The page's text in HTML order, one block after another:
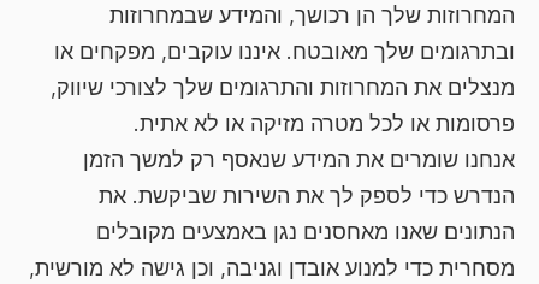
המחרוזות שלך הן רכושך, והמידע שבמחרוזות
ובתרגומים שלך מאובטח. איננו עוקבים, מפקחים או
מנצלים את המחרוזות והתרגומים שלך לצורכי שיווק,
פרסומות או לכל מטרה מזיקה או לא אתית.
אנחנו שומרים את המידע שנאסף רק למשך הזמן
הנדרש כדי לספק לך את השירות שביקשת. את
הנתונים שאנו מאחסנים נגן באמצעים מקובלים
מסחרית כדי למנוע אובדן וגניבה, וכן גישה לא מורשית,